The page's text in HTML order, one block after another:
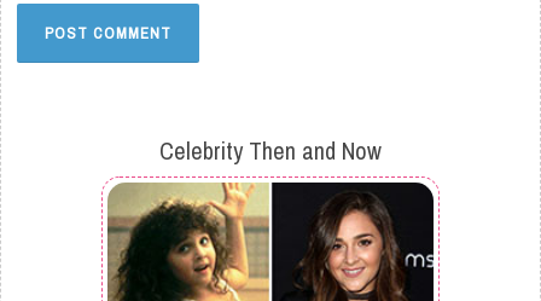
Celebrity Then and Now